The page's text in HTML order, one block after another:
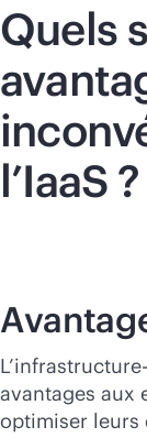
Quels
l’IaaS ?
L’infrastructure-
avantages aux
optimiser leurs